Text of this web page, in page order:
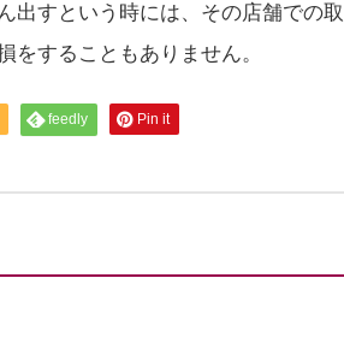
出すという時には、その店舗での取
をすることもありません。
feedly Pin it